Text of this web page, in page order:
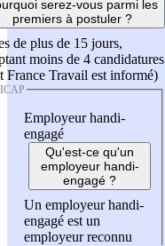
serez-vous parmi les
premiers à postuler ?
de plus de 15 jours,
moins de 4 candidatures
France Travail est informé)
Employeur handi-
engagé
Qu'est-ce qu'un
employeur handi-
engagé ?
Un employeur handi-
engagé est un
employeur reconnu